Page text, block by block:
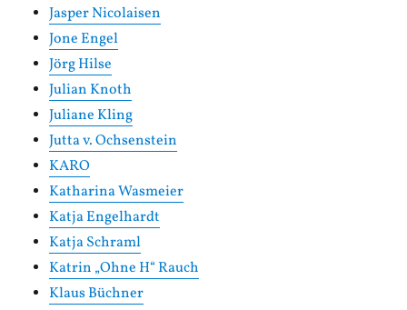
Jasper Nicolaisen
Jone Engel
Jörg Hilse
Julian Knoth
Juliane Kling
Jutta v. Ochsenstein
KARO
Katharina Wasmeier
Katja Engelhardt
Katja Schraml
Katrin „Ohne H“ Rauch
Klaus Büchner